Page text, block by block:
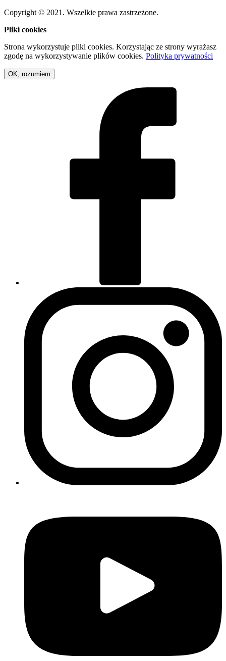
Copyright © 2021. Wszelkie prawa zastrzeżone.
Pliki cookies
Strona wykorzystuje pliki cookies. Korzystając ze strony wyrażasz
zgodę na wykorzystywanie plików cookies. Polityka prywatności
OK, rozumiem